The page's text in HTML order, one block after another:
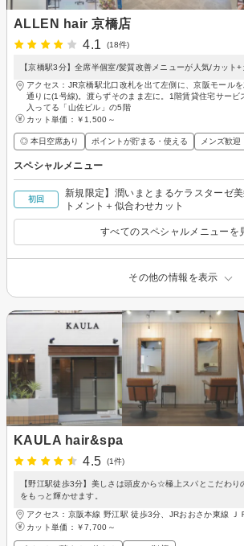
ALLEN hair 京橋店
4.1
(18件)
【京橋駅3分】全席半個室/髪質改善メニューが人気/カット
アクセス：JR京橋駅北口改札を出て左側に、京阪モール
通りに(1号線)。渡らずそのまま左に。1階賃貸住宅サービ
入ってる「山佐ビル」の5階
カット単価： ￥1,500～
◎ 本日空席あり ポイントが貯まる・使える メンズ歓迎
スペシャルメニュー
初回
新規限定】潤いまとまるケラスターゼ
トメント＋似合わせカット
すべてのスペシャルメニューを
その他の情報を表示
KAULA hair&spa
4.5
(1件)
【野江駅徒歩3分】美しさは頭皮から☆極上スパとこだわり
をもっと輝かせます。
アクセス：京阪本線 野江駅 徒歩3分、JRおおさか東線 Ｊ
カット単価： ￥7,700～